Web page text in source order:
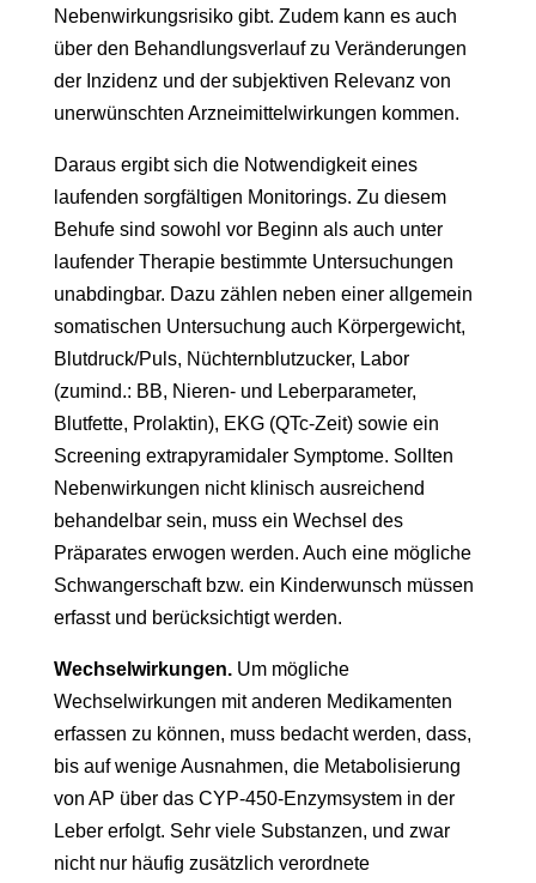
Nebenwirkungsrisiko gibt. Zudem kann es auch
über den Behandlungsverlauf zu Veränderungen
der Inzidenz und der subjektiven Relevanz von
unerwünschten Arzneimittelwirkungen kommen.
Daraus ergibt sich die Notwendigkeit eines
laufenden sorgfältigen Monitorings. Zu diesem
Behufe sind sowohl vor Beginn als auch unter
laufender Therapie bestimmte Untersuchungen
unabdingbar. Dazu zählen neben einer allgemein
somatischen Untersuchung auch Körpergewicht,
Blutdruck/Puls, Nüchternblutzucker, Labor
(zumind.: BB, Nieren- und Leberparameter,
Blutfette, Prolaktin), EKG (QTc-Zeit) sowie ein
Screening extrapyramidaler Symptome. Sollten
Nebenwirkungen nicht klinisch ausreichend
behandelbar sein, muss ein Wechsel des
Präparates erwogen werden. Auch eine mögliche
Schwangerschaft bzw. ein Kinderwunsch müssen
erfasst und berücksichtigt werden.
Wechselwirkungen.Um mögliche
Wechselwirkungen mit anderen Medikamenten
erfassen zu können, muss bedacht werden, dass,
bis auf wenige Ausnahmen, die Metabolisierung
von AP über das CYP-450-Enzymsystem in der
Leber erfolgt. Sehr viele Substanzen, und zwar
nicht nur häufig zusätzlich verordnete